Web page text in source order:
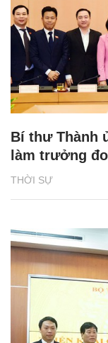
THỜI SỰ
Bí thư Thành
làm trưởng